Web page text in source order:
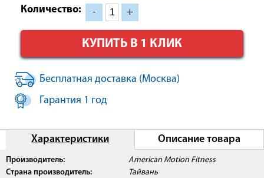
Количество: - +
КУПИТЬ В 1 КЛИК
Бесплатная доставка (Москва)
Гарантия 1 год
Характеристики Описание товара
Производитель:
American Motion Fitness
Страна производитель:
Тайвань